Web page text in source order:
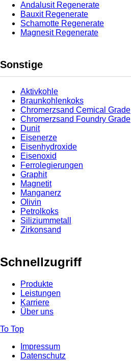
Andalusit Regenerate
Bauxit Regenerate
Schamotte Regenerate
Magnesit Regenerate
Sonstige
Aktivkohle
Braunkohlenkoks
Chromerzsand Cemical Grade
Chromerzsand Foundry Grade
Dunit
Eisenerze
Eisenhydroxide
Eisenoxid
Ferrolegierungen
Graphit
Magnetit
Manganerz
Olivin
Petrolkoks
Siliziummetall
Zirkonsand
Schnellzugriff
Produkte
Leistungen
Karriere
Über uns
To Top
Impressum
Datenschutz